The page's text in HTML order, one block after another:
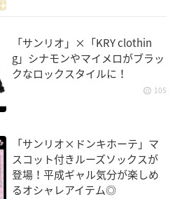
「サンリオ」×「KRY clothin
g」シナモンやマイメロがブラッ
クなロックスタイルに！
105
「サンリオ×ドンキホーテ」マ
スコット付きルーズソックスが
登場！平成ギャル気分が楽しめ
るオシャレアイテム◎